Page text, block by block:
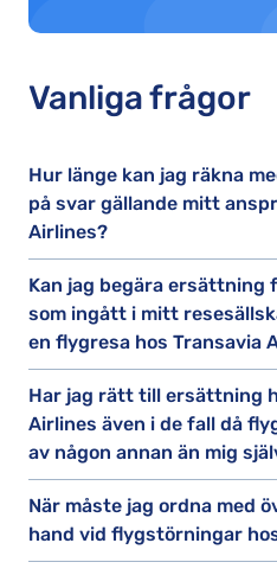
Vanliga frågor
Hur länge kan jag räkna
på svar gällande mitt
Airlines?
Kan jag begära ersättning
som ingått i mitt
en flygresa hos Transavia
Har jag rätt till ersättning
Airlines även i de fall då
av någon annan än mig
När måste jag ordna med
hand vid flygstörningar